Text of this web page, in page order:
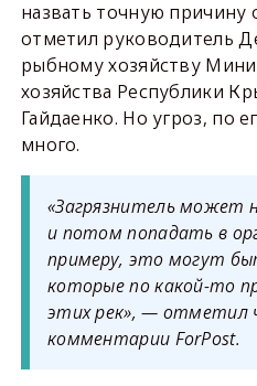
назвать точную причину
отметил руководитель
рыбному хозяйству
хозяйства Республики
Гайдаенко. Но угроз, по
много.
«Загрязнитель может
и потом попадать в
примеру, это могут
которые по какой-то
этих рек», — отметил
комментарии ForPost.